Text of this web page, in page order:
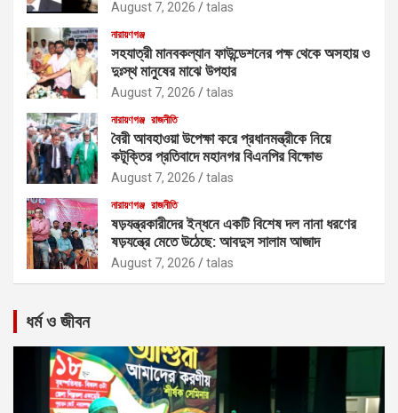
August 7, 2026 talas
নারায়ণগঞ্জ
সহযাত্রী মানবকল্যান ফাউন্ডেশনের পক্ষ থেকে অসহায় ও
দুঃস্থ মানুষের মাঝে উপহার
August 7, 2026 talas
নারায়ণগঞ্জ রাজনীতি
বৈরী আবহাওয়া উপেক্ষা করে প্রধানমন্ত্রীকে নিয়ে
কটূক্তির প্রতিবাদে মহানগর বিএনপির বিক্ষোভ
August 7, 2026 talas
নারায়ণগঞ্জ রাজনীতি
ষড়যন্ত্রকারীদের ইন্ধনে একটি বিশেষ দল নানা ধরণের
ষড়যন্ত্রে মেতে উঠেছে: আবদুস সালাম আজাদ
August 7, 2026 talas
ধর্ম ও জীবন